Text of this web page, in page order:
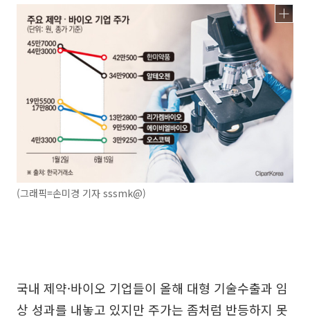
(그래픽=손미경 기자 sssmk@)
국내 제약·바이오 기업들이 올해 대형 기술수출과 임
상 성과를 내놓고 있지만 주가는 좀처럼 반등하지 못